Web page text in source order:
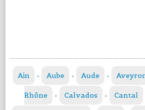
Ain - Aube - Aude -
Rhône - Calvados - Cantal